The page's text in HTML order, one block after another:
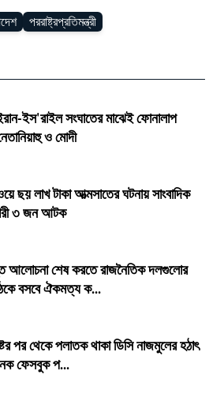
পররাষ্ট্রপ্রতিমন্ত্রী
ইস'রাইল সংঘাতের মাঝেই ফোনালাপ
ও মোদী
ছয় লাখ টাকা আত্মসাতের ঘটনায় সাংবাদিক
৩ জন আটক
আলোচনা শেষ করতে রাজনৈতিক দলগুলোর
বসবে ঐকমত্য ক...
পর থেকে পলাতক থাকা ডিসি নাজমুলের হঠাৎ
ফেসবুক প...